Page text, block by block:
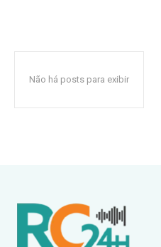
Não há posts para exibir